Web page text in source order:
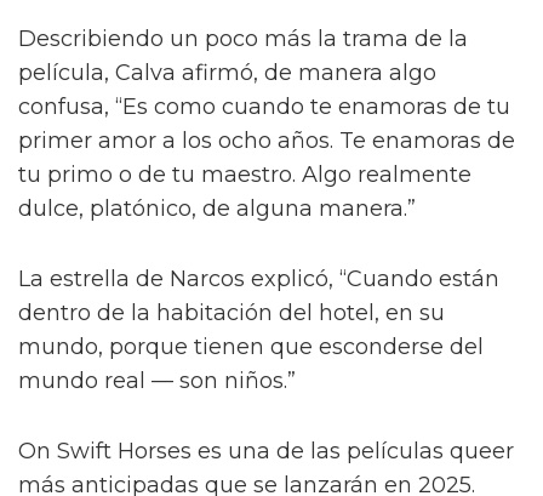
Describiendo un poco más la trama de la
película, Calva afirmó, de manera algo
confusa, “Es como cuando te enamoras de tu
primer amor a los ocho años. Te enamoras de
tu primo o de tu maestro. Algo realmente
dulce, platónico, de alguna manera.”
La estrella de Narcos explicó, “Cuando están
dentro de la habitación del hotel, en su
mundo, porque tienen que esconderse del
mundo real — son niños.”
On Swift Horses es una de las películas queer
más anticipadas que se lanzarán en 2025.